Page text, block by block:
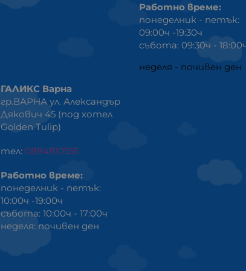
Работно време:
понеделник - петък:
09:00ч -19:30ч
събота: 09:30ч -
неделя - почивен ден
ГАЛИКС Варна
гр.ВАРНА ул. Александър
Дякович 45 (под хотел
Golden Tulip)
тел: 0884810555
Работно време:
понеделник - петък:
10:00ч -19:00ч
събота: 10:00ч - 17:00ч
неделя: почивен ден